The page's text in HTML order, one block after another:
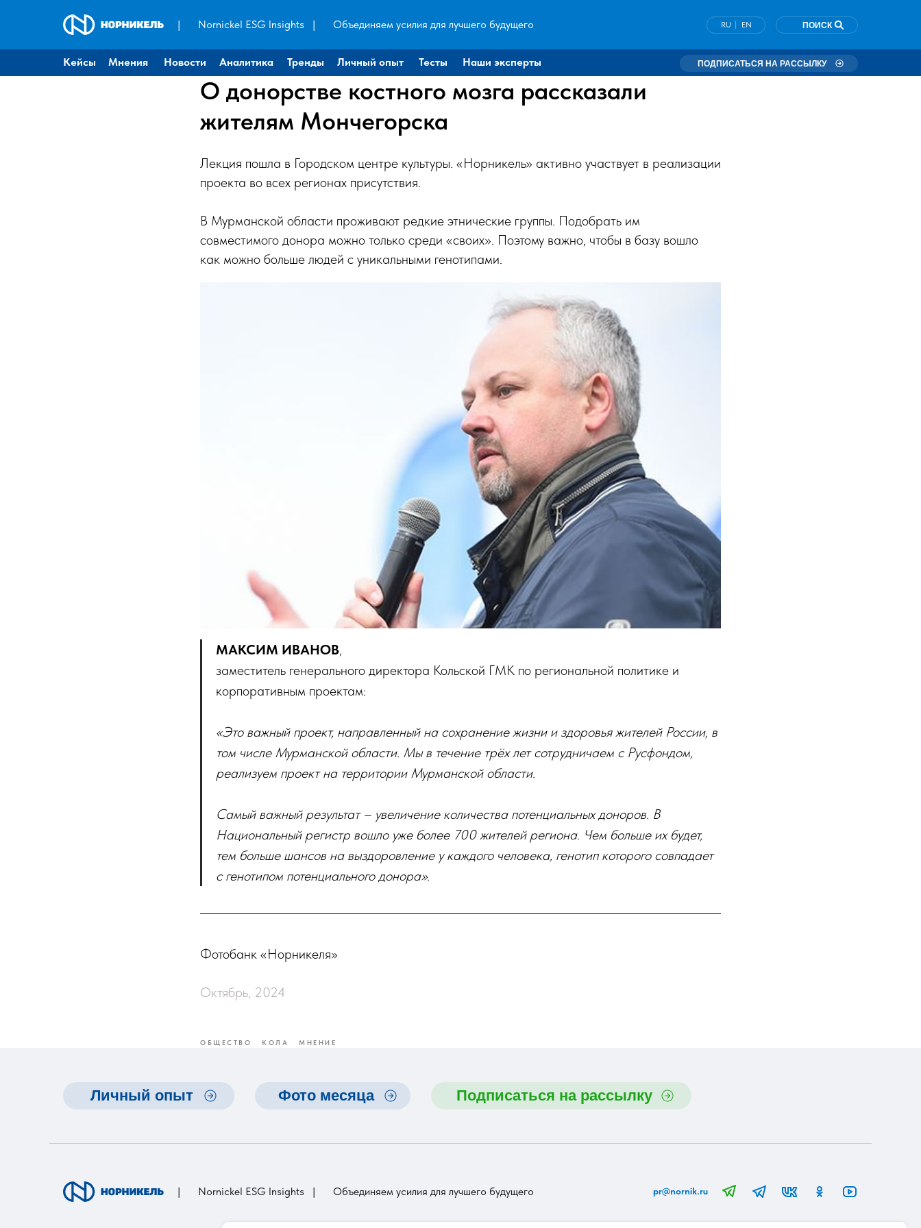
Nornickel ESG Insights
| | Объединяем усилия для лучшего будущего ПОИСК
RU | EN
Новости
Мнения Аналитика Тренды
Кейсы Личный опыт Тесты ПОДПИСАТЬСЯ НА РАССЫЛКУ
Наши эксперты
О донорстве костного мозга рассказали
жителям Мончегорска
Лекция пошла в Городском центре культуры. «Норникель» активно участвует в реализации
проекта во всех регионах присутствия.
В Мурманской области проживают редкие этнические группы. Подобрать им
совместимого донора можно только среди «своих». Поэтому важно, чтобы в базу вошло
как можно больше людей с уникальными генотипами.
МАКСИМ ИВАНОВ,
заместитель генерального директора Кольской ГМК по региональной политике и
корпоративным проектам:
«Это важный проект, направленный на сохранение жизни и здоровья жителей России, в
том числе Мурманской области. Мы в течение трёх лет сотрудничаем с Русфондом,
реализуем проект на территории Мурманской области.
Самый важный результат – увеличение количества потенциальных доноров. В
Национальный регистр вошло уже более 700 жителей региона. Чем больше их будет,
тем больше шансов на выздоровление у каждого человека, генотип которого совпадает
с генотипом потенциального донора».
Фотобанк «Норникеля»
Октябрь, 2024
ОБЩЕСТВО КОЛА МНЕНИЕ
Личный опыт Фото месяца Подписаться на рассылку
Nornickel ESG Insights
| | Объединяем усилия для лучшего будущего pr@nornik.ru